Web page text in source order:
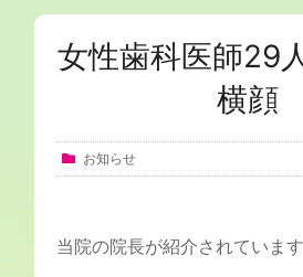
女性歯科医師29
横顔
お知らせ
当院の院長が紹介されています